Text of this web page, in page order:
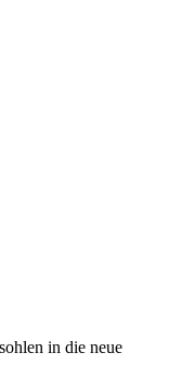
in die neue